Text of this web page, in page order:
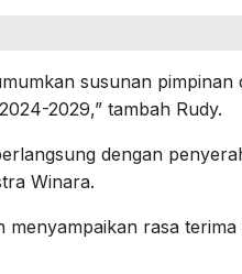
susunan pimpinan
2029,” tambah Rudy.
dengan
Winara.
rasa terima